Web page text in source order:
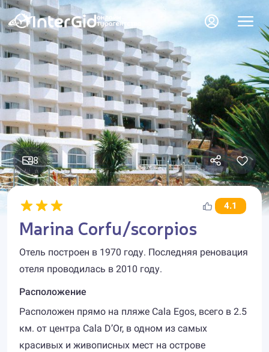
8
4.1
Marina Corfu/scorpios
Отель построен в 1970 году. Последняя реновация
отеля проводилась в 2010 году.
Расположение
Расположен прямо на пляже Cala Egos, всего в 2.5
км. от центра Cala D’Or, в одном из самых
красивых и живописных мест на острове